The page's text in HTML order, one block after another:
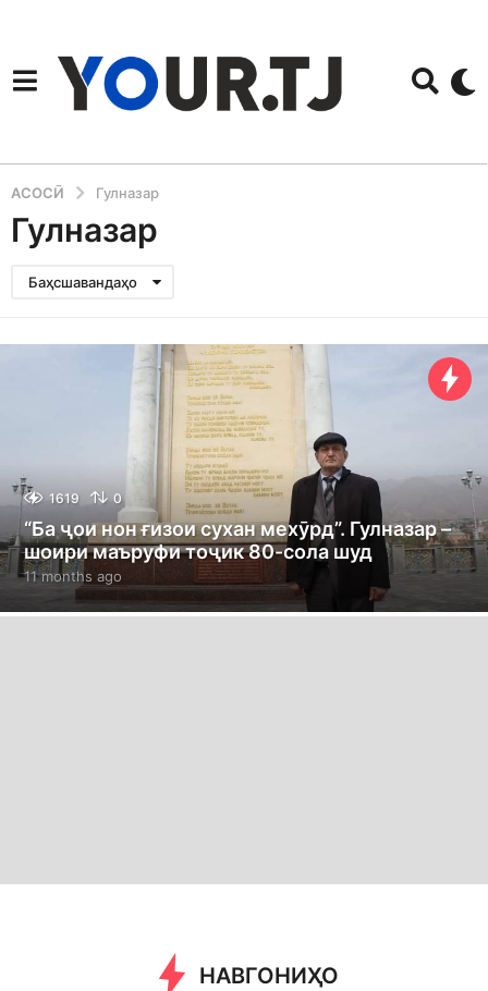
АСОСӢ Гулназар
Гулназар
Баҳсшавандаҳо
1619 0
“Ба ҷои нон ғизои сухан мехӯрд”. Гулназар –
шоири маъруфи тоҷик 80-сола шуд
11 months ago
m
НАВГОНИҲО